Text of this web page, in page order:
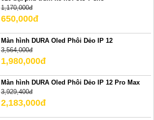
1,170,000đ
650,000đ
Màn hình DURA Oled Phôi Dẻo IP 12
3,564,000đ
1,980,000đ
Màn hình DURA Oled Phôi Dẻo IP 12 Pro Max
3,929,400đ
2,183,000đ